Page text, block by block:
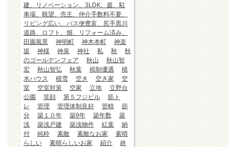
建、リノベーション、3LDK、庭、駐
車場、眺望、売主、仲介手数料不要、
リビング広い、バス便豊富、尻手黒川
道路、ロフト、畑、リフォーム済み、
田園風景
神明町 神木本町
神楽
坂
神様 神泉 神社 私 秋
秋
のゴールデンフェア
秋山
秋山智
宏
秋山智弘 秋葉 税制優遇
積
水ハウス
積雪 空き 空き家
空
室
空室対策 空家 立地
立野台
公園
笑顔 第５フジビル
筋ト
レ
管理 管理体制良好 管轄
節
分
築１０年 築9年 築年数
築
浅
築浅戸建 築浅物件 紅葉
納
付
純粋 素敵 素敵なお家
素晴
らしい
素晴らしいお家 紹介
終